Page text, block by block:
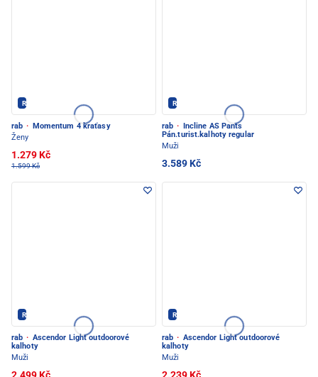
Rab - PEC POD SNĚŽKOU
rab ·
Momentum 4 kraťasy
Ženy
1.279 Kč
1.599 Kč
Rab - PEC POD SNĚŽKOU
rab ·
Incline AS Pants
Pán.turist.kalhoty regular
Muži
3.589 Kč
Rab - PEC POD SNĚŽKOU
rab · Ascendor Light outdoorové
kalhoty
Muži
Rab - PEC POD SNĚŽKOU
rab · Ascendor Light outdoorové
kalhoty
Muži